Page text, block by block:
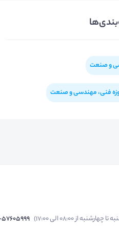
و صنعت
فنی، مهندسی و صنعت
از 08:00 الی 17:00) 57605999